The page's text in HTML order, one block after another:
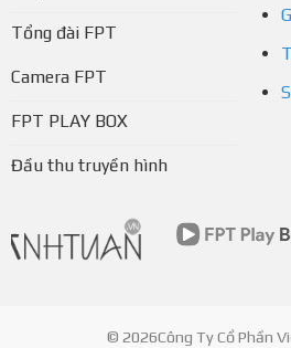
Tổng đài FPT
Camera FPT
FPT PLAY BOX
Đầu thu truyền hình
© 2026Công Ty Cổ Phần